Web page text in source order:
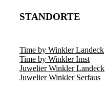
STANDORTE
Time by Winkler Landeck
Time by Winkler Imst
Juwelier Winkler Landeck
Juwelier Winkler Serfaus